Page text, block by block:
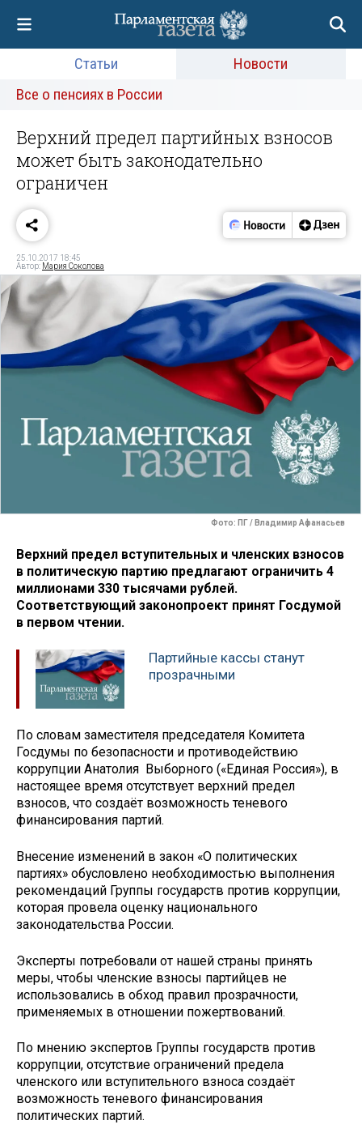
Статьи
Новости
Все о пенсиях в России
Верхний предел партийных взносов
может быть законодательно
ограничен
25.10.2017 18:45
Автор: Мария Соколова
Фото: ПГ / Владимир Афанасьев
Верхний предел вступительных и членских взносов
в политическую партию предлагают ограничить 4
миллионами 330 тысячами рублей.
Соответствующий законопроект принят Госдумой
в первом чтении.
Партийные кассы станут
прозрачными
По словам заместителя председателя Комитета
Госдумы по безопасности и противодействию
коррупции Анатолия Выборного («Единая Россия»), в
настоящее время отсутствует верхний предел
взносов, что создаёт возможность теневого
финансирования партий.
Внесение изменений в закон «О политических
партиях» обусловлено необходимостью выполнения
рекомендаций Группы государств против коррупции,
которая провела оценку национального
законодательства России.
Эксперты потребовали от нашей страны принять
меры, чтобы членские взносы партийцев не
использовались в обход правил прозрачности,
применяемых в отношении пожертвований.
По мнению экспертов Группы государств против
коррупции, отсутствие ограничений предела
членского или вступительного взноса создаёт
возможность теневого финансирования
политических партий.